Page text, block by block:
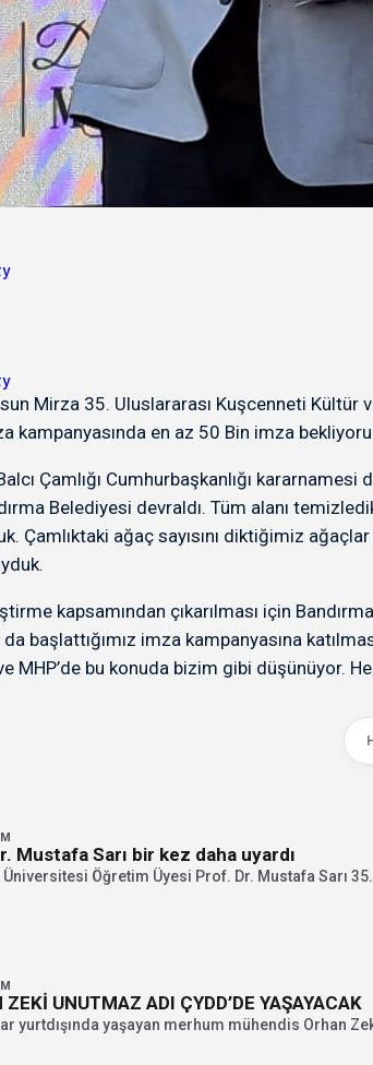
Mirza 35. Uluslararası Kuşcenneti Kültür
kampanyasında en az 50 Bin imza
Çamlığı Cumhurbaşkanlığı
Belediyesi devraldı. Tüm alanı
Çamlıktaki ağaç sayısını diktiğimiz
kapsamından çıkarılması için
da başlattığımız imza kampanyasına
MHP’de bu konuda bizim gibi düşünüyor.
Mustafa Sarı bir kez daha uyardı
Üniversitesi Öğretim Üyesi Prof. Dr. Mustafa Sarı
ZEKİ UNUTMAZ ADI ÇYDD’DE YAŞAYACAK
yurtdışında yaşayan merhum mühendis Orhan